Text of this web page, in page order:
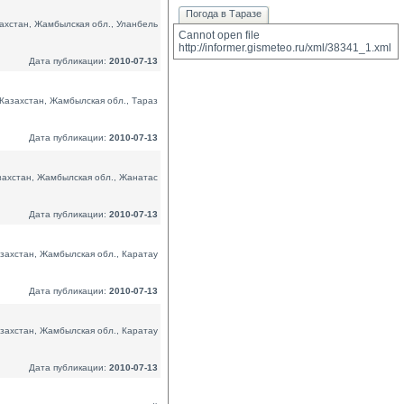
Жамбылская обл., Уланбель
Дата публикации: 2010-07-13
Казахстан, Жамбылская обл., Тараз
Дата публикации: 2010-07-13
Жамбылская обл., Жанатас
Дата публикации: 2010-07-13
Жамбылская обл., Каратау
Дата публикации: 2010-07-13
Жамбылская обл., Каратау
Дата публикации: 2010-07-13
Погода в Таразе
Cannot open file
http://informer.gismeteo.ru/xml/38341_1.xml